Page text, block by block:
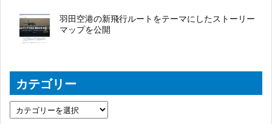
羽田空港の新飛行ルートをテーマにしたストーリー
マップを公開
カテゴリー